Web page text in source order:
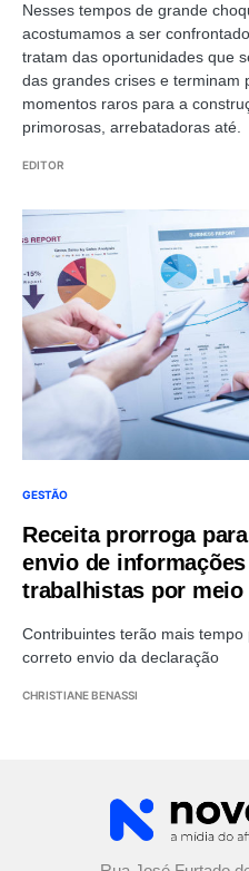
Nesses tempos de grande
acostumamos a ser
tratam das oportunidades que
das grandes crises e terminam
momentos raros para a
primorosas, arrebatadoras até.
EDITOR
GESTÃO
Receita prorroga
envio de
trabalhistas por meio
Contribuintes terão mais
correto envio da declaração
CHRISTIANE BENASSI